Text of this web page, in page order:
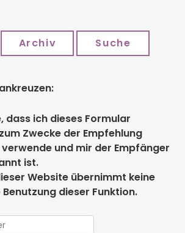
Archiv Suche
dass ich dieses Formular
Zwecke der Empfehlung
und mir der Empfänger
ist.
Website übernimmt keine
dieser Funktion.